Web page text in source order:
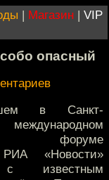
| Магазин | VIP
опасный
в Санкт-
форуме
РИА «Новости»
с известным